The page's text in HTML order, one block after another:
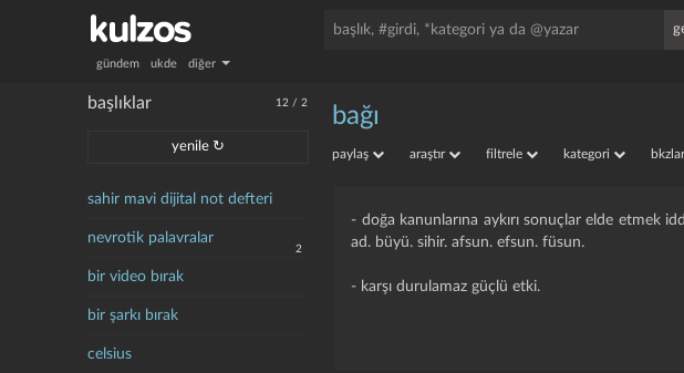
gündem ukde diğer
12 /2
başlıklar
yenile ↻
sahir mavi dijital not defteri
nevrotik palavralar
2
bir video bırak
bir şarkı bırak
celsius
bağı
paylaş araştır filtrele kategori
- doğa kanunlarına aykırı sonuçlar elde etmek
ad. büyü. sihir. afsun. efsun. füsun.
- karşı durulamaz güçlü etki.